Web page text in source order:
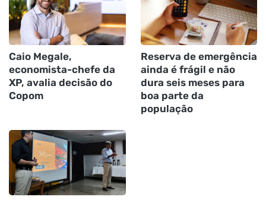
Caio Megale,
economista-chefe da
XP, avalia decisão do
Copom
Reserva de emergência
ainda é frágil e não
dura seis meses para
boa parte da
população